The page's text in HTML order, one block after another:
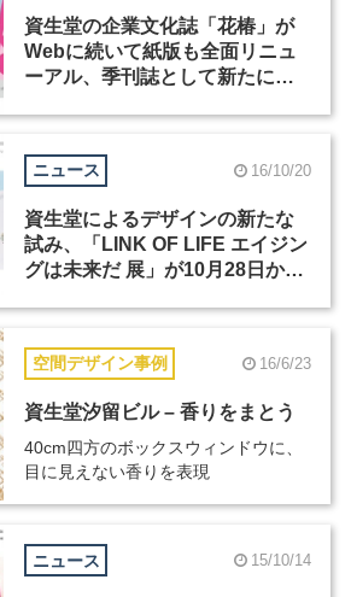
資生堂の企業文化誌「花椿」が
Webに続いて紙版も全面リニュ
ーアル、季刊誌として新たにス
ニュース 16/10/20
資生堂によるデザインの新たな
試み、「LINK OF LIFE エイジン
グは未来だ 展」が10月28日から
空間デザイン事例 16/6/23
資生堂汐留ビル – 香りをまとう
40cm四方のボックスウィンドウに、
目に見えない香りを表現
ニュース 15/10/14